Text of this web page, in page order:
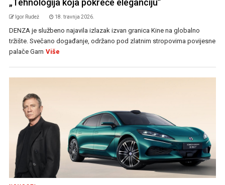
„Tehnologija koja pokreće eleganciju”
Igor Rudež 18. travnja 2026.
DENZA je službeno najavila izlazak izvan granica Kine na globalno
tržište. Svečano događanje, održano pod zlatnim stropovima povijesne
palače Garn Više